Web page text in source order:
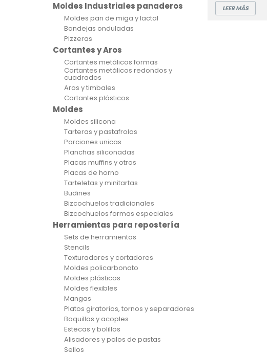
Moldes Industriales panaderos
Moldes pan de miga y lactal
Bandejas onduladas
Pizzeras
Cortantes y Aros
Cortantes metálicos formas
Cortantes metálicos redondos y
cuadrados
Aros y timbales
Cortantes plásticos
Moldes
Moldes silicona
Tarteras y pastafrolas
Porciones unicas
Planchas siliconadas
Placas muffins y otros
Placas de horno
Tarteletas y minitartas
Budines
Bizcochuelos tradicionales
Bizcochuelos formas especiales
Herramientas para repostería
Sets de herramientas
Stencils
Texturadores y cortadores
Moldes policarbonato
Moldes plásticos
Moldes flexibles
Mangas
Platos giratorios, tornos y separadores
Boquillas y acoples
Estecas y bolillos
Alisadores y palos de pastas
Sellos
LEER MÁS